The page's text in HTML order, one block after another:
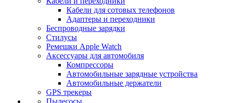
Кабели для сотовых телефонов
Адаптеры и переходники
Беспроводные зарядки
Стилусы
Ремешки Apple Watch
Аксессуары для автомобиля
Компрессоры
Автомобильные зарядные устройства
Автомобильные держатели
GPS трекеры
Пылесосы